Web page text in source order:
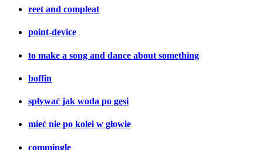
reet and compleat
point-device
to make a song and dance about something
boffin
spływać jak woda po gęsi
mieć nie po kolei w głowie
commingle